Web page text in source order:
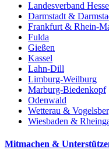
Landesverband
Darmstadt &
Frankfurt & Rhein-
Fulda
Gießen
Kassel
Lahn-Dill
Limburg-Weilburg
Marburg-Biedenkopf
Odenwald
Wetterau &
Wiesbaden &
Mitmachen &